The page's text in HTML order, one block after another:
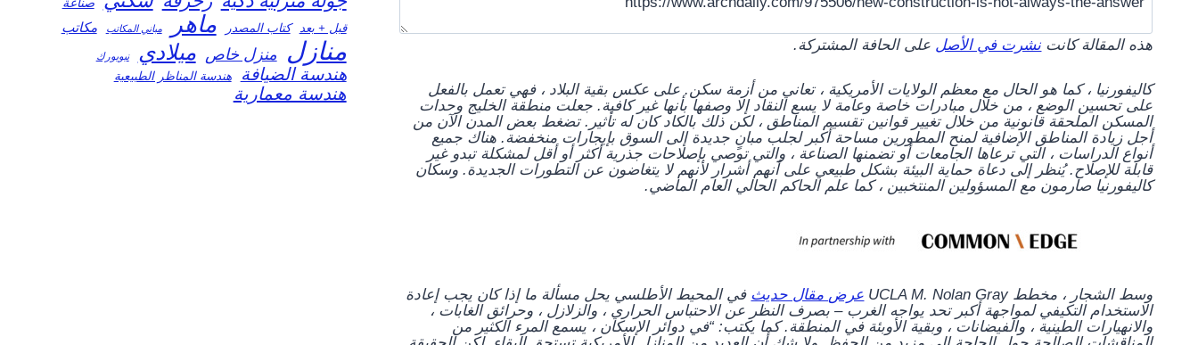
هذه المقالة كانت نشرت في الأصل على الحافة المشتركة.
كاليفورنيا ، كما هو الحال مع معظم الولايات الأمريكية ، تعاني من أزمة سكن. على عكس بقية البلاد ، فهي تعمل بالفعل
على تحسين الوضع ، من خلال مبادرات خاصة وعامة لا يسع النقاد إلا وصفها بأنها غير كافية. جعلت منطقة الخليج وحدات
المسكن الملحقة قانونية من خلال تغيير قوانين تقسيم المناطق ، لكن ذلك بالكاد كان له تأثير. تضغط بعض المدن الآن من
أجل زيادة المناطق الإضافية لمنح المطورين مساحة أكبر لجلب مبانٍ جديدة إلى السوق بإيجارات منخفضة. هناك جميع
أنواع الدراسات ، التي ترعاها الجامعات أو تضمنها الصناعة ، والتي توصي بإصلاحات جذرية أكثر أو أقل لمشكلة تبدو غير
قابلة للإصلاح. يُنظر إلى دعاة حماية البيئة بشكل طبيعي على أنهم أشرار لأنهم لا يتغاضون عن التطورات الجديدة. وسكان
كاليفورنيا صارمون مع المسؤولين المنتخبين ، كما علم الحاكم الحالي العام الماضي.
وسط الشجار ، مخطط UCLA M. Nolan Gray عرض مقال حديث فيالمحيط الأطلسي يحل مسألة ما إذا كان يجب إعادة
الاستخدام التكيفي لمواجهة أكبر تحد يواجه الغرب – بصرف النظر عن الاحتباس الحراري ، والزلازل ، وحرائق الغابات ،
والانهيارات الطينية ، والفيضانات ، وبقية الأوبئة في المنطقة. كما يكتب: “في دوائر الإسكان ، يسمع المرء الكثير من
قبل + بعد كتاب المصدر ماهر مباني المكاتب مكاتب
منازل منزل خاص ميلادي نيويورك
هندسة الضيافة هندسة المناظر الطبيعية
هندسة معمارية